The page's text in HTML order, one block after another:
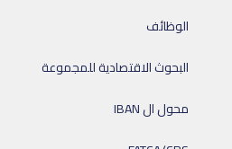
الوظائف
البحوث الاقتصادية للمجموعة
محول ال IBAN